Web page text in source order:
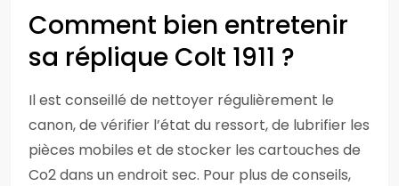
Comment bien entretenir
sa réplique Colt 1911 ?
Il est conseillé de nettoyer régulièrement le
canon, de vérifier l’état du ressort, de lubrifier les
pièces mobiles et de stocker les cartouches de
Co2 dans un endroit sec. Pour plus de conseils,